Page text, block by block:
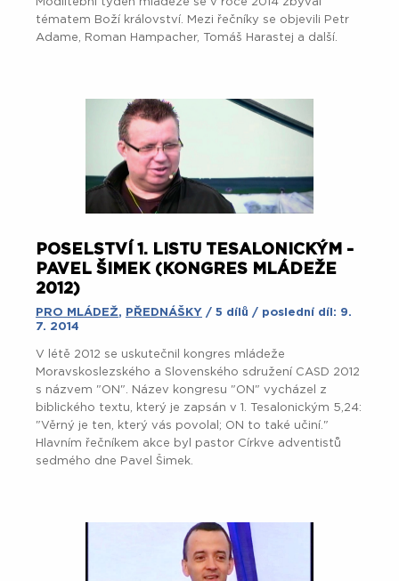
tématem Boží království. Mezi řečníky se objevili Petr
Adame, Roman Hampacher, Tomáš Harastej a další.
POSELSTVÍ 1. LISTU TESALONICKÝM -
PAVEL ŠIMEK (KONGRES MLÁDEŽE
2012)
PRO MLÁDEŽ, PŘEDNÁŠKY / 5 dílů / poslední díl: 9.
7. 2014
V létě 2012 se uskutečnil kongres mládeže
Moravskoslezského a Slovenského sdružení CASD 2012
s názvem "ON". Název kongresu "ON" vycházel z
biblického textu, který je zapsán v 1. Tesalonickým 5,24:
"Věrný je ten, který vás povolal; ON to také učiní."
Hlavním řečníkem akce byl pastor Církve adventistů
sedmého dne Pavel Šimek.